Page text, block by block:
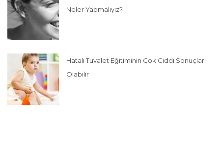
Neler Yapmalıyız?
Hatalı Tuvalet Eğitiminin Çok Ciddi Sonuçları
Olabilir